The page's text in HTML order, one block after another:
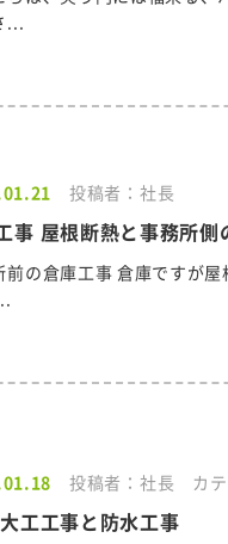
投稿者：社長
事 屋根断熱と事務所側
前の倉庫工事 倉庫ですが
投稿者：社長 カ
工工事と防水工事